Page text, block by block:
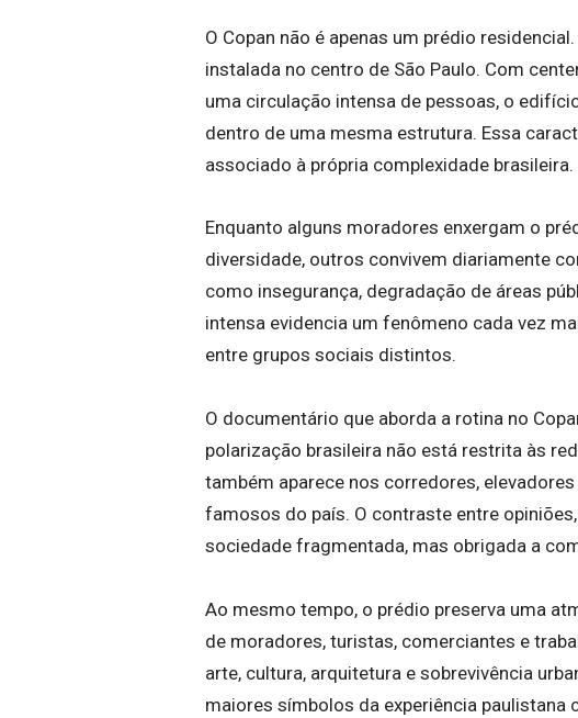
O Copan não é apenas um prédio
instalada no centro de São Paulo. Com
uma circulação intensa de pessoas, o
dentro de uma mesma estrutura. Essa
associado à própria complexidade brasileira.
Enquanto alguns moradores enxergam o
diversidade, outros convivem diariamente
como insegurança, degradação de áreas
intensa evidencia um fenômeno cada vez
entre grupos sociais distintos.
O documentário que aborda a rotina no
polarização brasileira não está restrita às
também aparece nos corredores,
famosos do país. O contraste entre
sociedade fragmentada, mas obrigada a
Ao mesmo tempo, o prédio preserva uma
de moradores, turistas, comerciantes e
arte, cultura, arquitetura e sobrevivência
maiores símbolos da experiência paulistana